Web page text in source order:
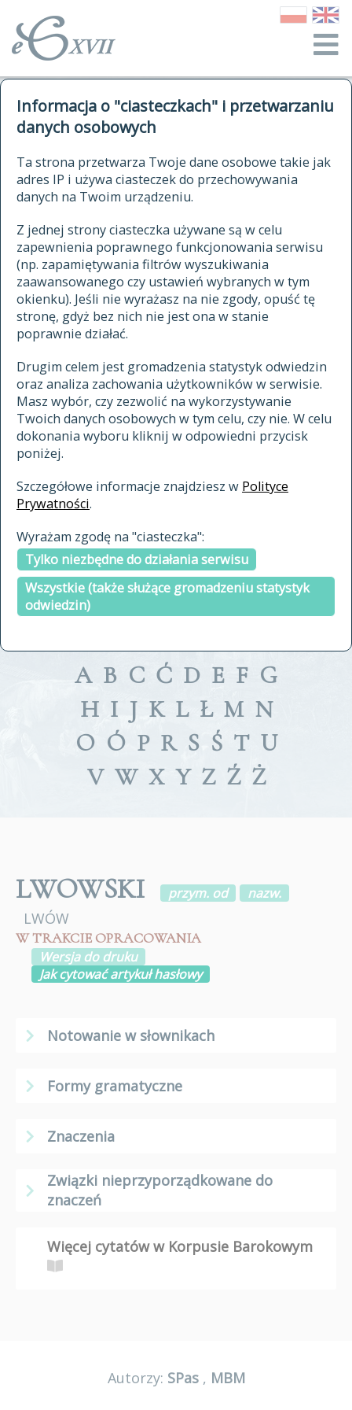
Informacja o "ciasteczkach" i przetwarzaniu
danych osobowych
Ta strona przetwarza Twoje dane osobowe takie jak
adres IP i używa ciasteczek do przechowywania
danych na Twoim urządzeniu.
Z jednej strony ciasteczka używane są w celu
zapewnienia poprawnego funkcjonowania serwisu
(np. zapamiętywania filtrów wyszukiwania
zaawansowanego czy ustawień wybranych w tym
okienku). Jeśli nie wyrażasz na nie zgody, opuść tę
stronę, gdyż bez nich nie jest ona w stanie
poprawnie działać.
Drugim celem jest gromadzenia statystyk odwiedzin
oraz analiza zachowania użytkowników w serwisie.
Masz wybór, czy zezwolić na wykorzystywanie
Twoich danych osobowych w tym celu, czy nie. W celu
dokonania wyboru kliknij w odpowiedni przycisk
poniżej.
Szczegółowe informacje znajdziesz w Polityce
Prywatności.
Wyrażam zgodę na "ciasteczka":
Tylko niezbędne do działania serwisu
Wszystkie (także służące gromadzeniu statystyk
odwiedzin)
autorzy Słownika
historia
publikacje
źródła
autorzy tekstów źródłowych
zasady opracowania
statystyki
najnowsze hasła
ostatnio zmodyfikowane hasła
materiały archiwalne
cytowanie
kontakt
kwerendy
jak cytować Słownik
ELEKTRONICZNY SŁOWNIK
JĘZYKA POLSKIEGO
XVII I XVIII WIEKU
znajdź hasła
zaczynające się od
indeksie
a fronte
a tergo
A B C Ć D E F G
H I J K L Ł M N
O Ó P R S Ś T U
V W X Y Z Ź Ż
LWOWSKI przym. od nazw.
LWÓW
W TRAKCIE OPRACOWANIA
Wersja do druku
Jak cytować artykuł hasłowy
Notowanie w słownikach
Formy gramatyczne
Znaczenia
Związki nieprzyporządkowane do
znaczeń
Więcej cytatów w Korpusie Barokowym
Autorzy: SPas, MBM